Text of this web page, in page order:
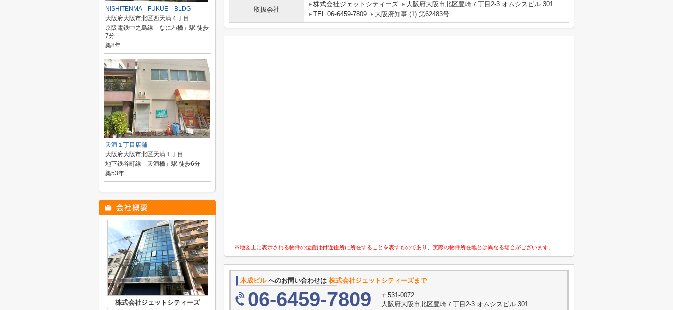
取扱会社
株式会社ジェットシティーズ
大阪府大阪市北区豊崎７丁目2-3 オムシスビル 301
TEL:06-6459-7809
大阪府知事 (1) 第62483号
※地図上に表示される物件の位置は付近住所に所在することを表すものであり、実際の物件所在地とは異なる場合がございます。
木成ビルへのお問い合わせは 株式会社ジェットシティーズまで
06-6459-7809
〒531-0072
大阪府大阪市北区豊崎７丁目2-3 オムシスビル 301
NISHITENMA FUKUE BLDG
大阪府大阪市北区西天満４丁目
京阪電鉄中之島線「なにわ橋」駅 徒歩
7分
築8年
天満１丁目店舗
大阪府大阪市北区天満１丁目
地下鉄谷町線「天満橋」駅 徒歩6分
築53年
株式会社ジェットシティーズ